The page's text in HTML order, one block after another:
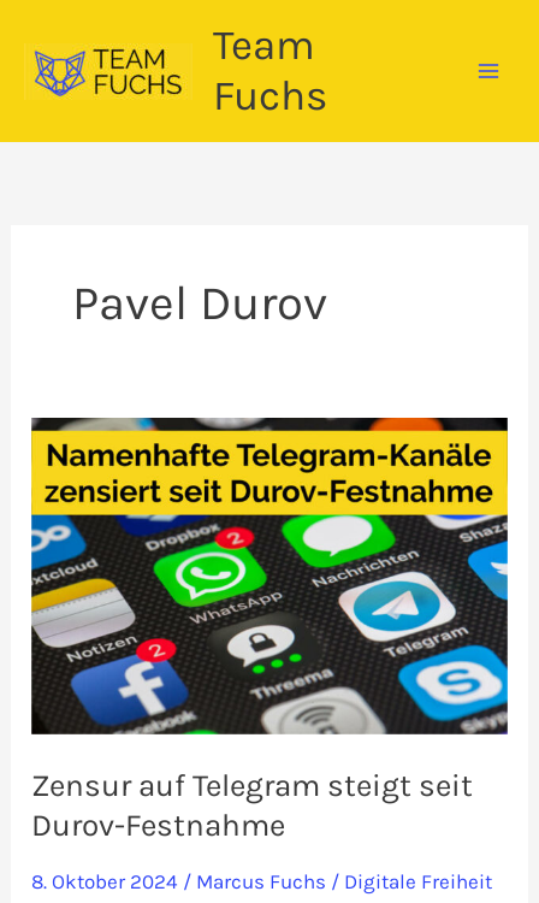
Inhalt
springen
Team
Fuchs
Pavel Durov
Zensur auf Telegram steigt seit
Durov-Festnahme
8. Oktober 2024 / Marcus Fuchs / Digitale Freiheit